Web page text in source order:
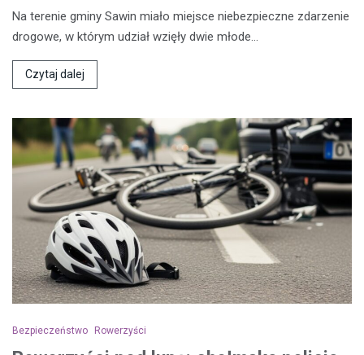
Na terenie gminy Sawin miało miejsce niebezpieczne zdarzenie
drogowe, w którym udział wzięły dwie młode…
Czytaj dalej
Bezpieczeństwo Rowerzyści